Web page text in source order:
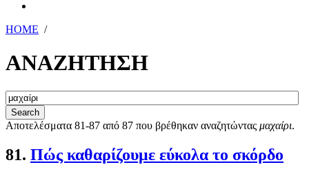
HOME /
ΑΝΑΖΗΤΗΣΗ
Αποτελέσματα 81-87 από 87 που βρέθηκαν αναζητώντας μαχαίρι.
81. Πώς καθαρίζουμε εύκολα το σκόρδο